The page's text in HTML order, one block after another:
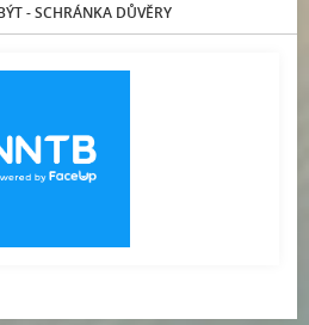
- SCHRÁNKA DŮVĚRY